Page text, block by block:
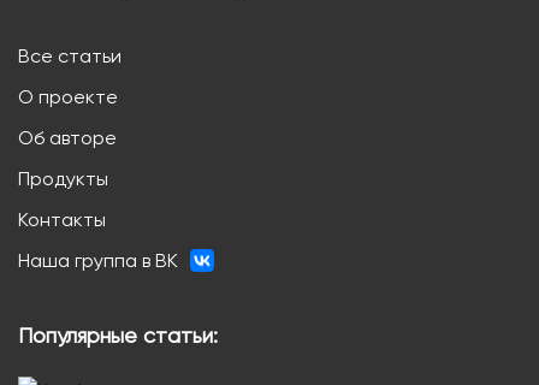
Все статьи
О проекте
Об авторе
Продукты
Контакты
Наша группа в ВК
Популярные статьи: